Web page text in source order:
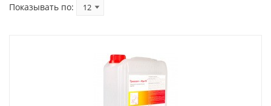
Показывать по: